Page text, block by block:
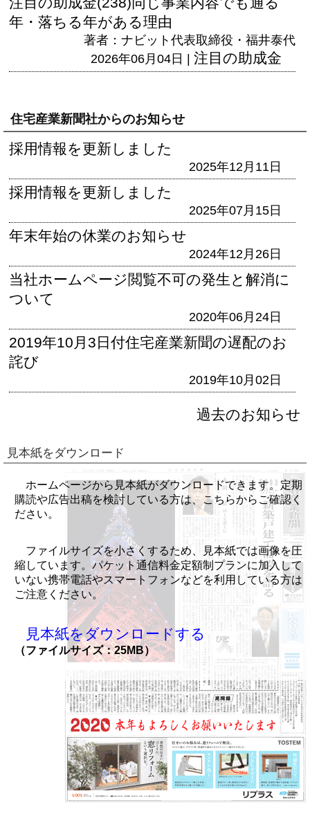
年・落ちる年がある理由
著者：ナビット代表取締役・福井泰代
2026年06月04日 | 注目の助成金
住宅産業新聞社からのお知らせ
採用情報を更新しました
2025年12月11日
採用情報を更新しました
2025年07月15日
年末年始の休業のお知らせ
2024年12月26日
当社ホームページ閲覧不可の発生と解消に
ついて
2020年06月24日
2019年10月3日付住宅産業新聞の遅配のお
詫び
2019年10月02日
過去のお知らせ
見本紙をダウンロード
ホームページから見本紙がダウンロードできます。定期
購読や広告出稿を検討している方は、こちらからご確認く
ださい。
ファイルサイズを小さくするため、見本紙では画像を圧
縮しています。パケット通信料金定額制プランに加入して
いない携帯電話やスマートフォンなどを利用している方は
ご注意ください。
見本紙をダウンロードする
（ファイルサイズ：25MB）